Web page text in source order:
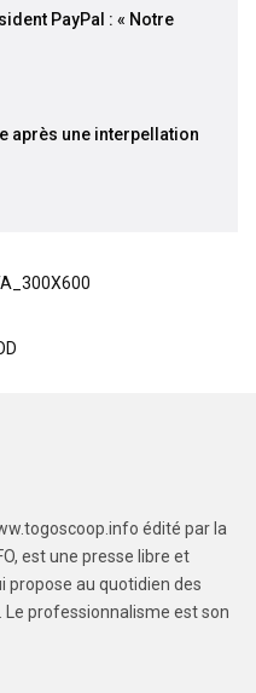
PayPal : « Notre
après une interpellation
édité par la
est une presse libre et
propose au quotidien des
professionnalisme est son